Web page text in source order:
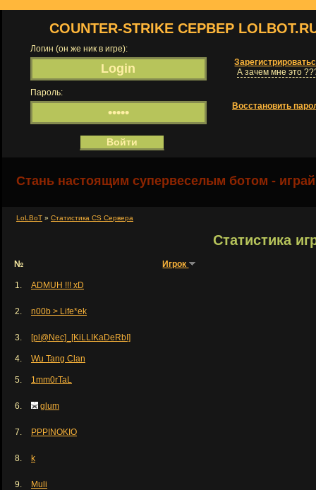
COUNTER-STRIKE СЕРВЕР
Логин (он же ник в игре):
А зачем мне это
Пароль:
Восстановить
Стань настоящим супервеселым ботом -
LoLBoT » Статистика CS Сервера
Статистика
№ Игрок
1. ADMUH !!! xD
2. n00b > Life*ek
3. [pl@Nec]_[KiLLIKaDeRbI]
4. Wu Tang Clan
5. 1mm0rTaL
6. glum
7. PPPINOKIO
8. k
9. Muli